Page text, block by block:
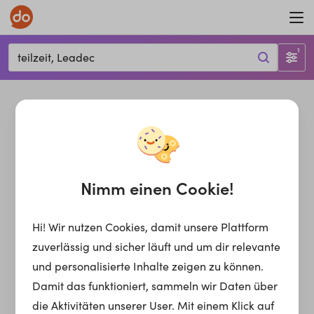
teilzeit, Leadec 1
Nimm einen Cookie!
Hi! Wir nutzen Cookies, damit unsere Plattform
zuverlässig und sicher läuft und um dir relevante
und personalisierte Inhalte zeigen zu können.
Damit das funktioniert, sammeln wir Daten über
die Aktivitäten unserer User. Mit einem Klick auf